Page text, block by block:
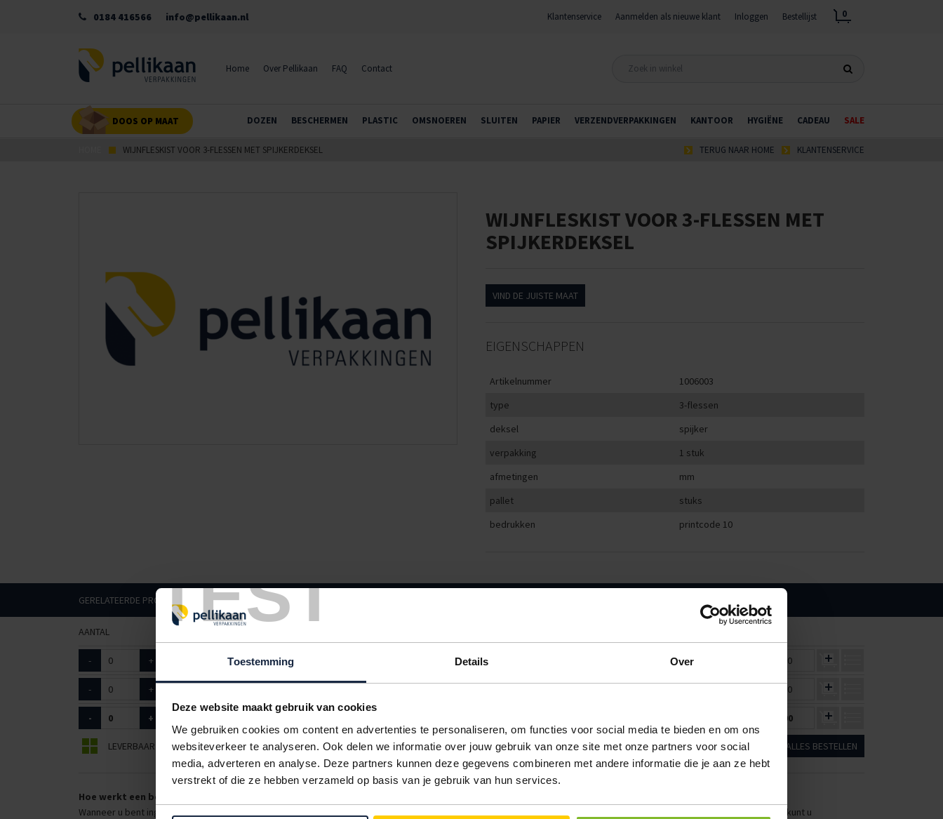
TEST
Toestemming Details Over
Deze website maakt gebruik van cookies
We gebruiken cookies om content en advertenties te personaliseren, om functies voor social media te bieden en om ons
websiteverkeer te analyseren. Ook delen we informatie over jouw gebruik van onze site met onze partners voor social
media, adverteren en analyse. Deze partners kunnen deze gegevens combineren met andere informatie die je aan ze hebt
verstrekt of die ze hebben verzameld op basis van je gebruik van hun services.
0184 416566 info@pellikaan.nl Klantenservice Aanmelden als nieuwe klant Inloggen Bestellijst 0
Home Over Pellikaan FAQ Contact
DOZEN BESCHERMEN PLASTIC OMSNOEREN SLUITEN PAPIER VERZENDVERPAKKINGEN KANTOOR HYGIËNE CADEAU SALE
DOOS OP MAAT
WIJNFLESKIST VOOR 3-FLESSEN MET SPIJKERDEKSEL KLANTENSERVICE
TERUG NAAR HOME
WIJNFLESKIST VOOR 3-FLESSEN MET
SPIJKERDEKSEL
VIND DE JUISTE MAAT
EIGENSCHAPPEN
Artikelnummer
1006003
type
3-flessen
deksel
spijker
verpakking
1 stuk
afmetingen
mm
pallet
stuks
bedrukken
printcode 10
GERELATEERDE PRODUCTEN
AANTAL
- + 1-fles 1 stuk €3,88 €0,00
- + €0,00
- + €0,00
LEVERBAAR BEPERKT LEVERBAAR IN BESTELLING ALLES BESTELLEN
Hoe werkt een bestellijst?
Wanneer u bent ingelogd, kunt u een eigen bestellijst maken. Gebruik bestel- en offertelijsten om eenvoudig en snel producten te bestellen. Uw bestel- en offertelijsten kunt u